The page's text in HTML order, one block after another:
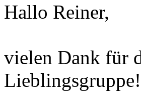
Hallo Reiner,
vielen Dank für
Lieblingsgruppe!